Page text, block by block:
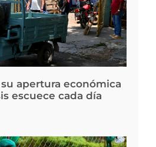
apertura económica
escuece cada día